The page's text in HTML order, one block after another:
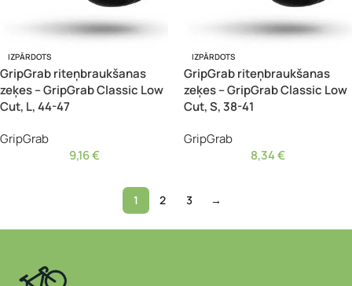
IZPĀRDOTS
GripGrab riteņbraukšanas
zeķes – GripGrab Classic Low
Cut, L, 44-47
GripGrab
9,16€
IZPĀRDOTS
GripGrab riteņbraukšanas
zeķes – GripGrab Classic Low
Cut, S, 38-41
GripGrab
8,34€
1 2 3 →